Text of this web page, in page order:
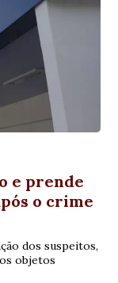
e prende
o crime
dos suspeitos,
objetos